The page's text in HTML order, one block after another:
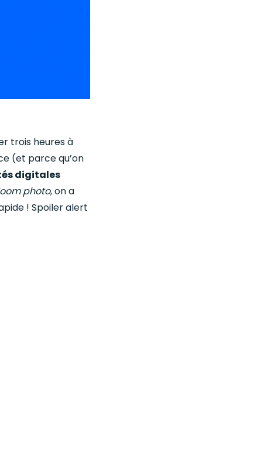
trois heures à
(et parce qu’on
digitales
photo, on a
! Spoiler alert